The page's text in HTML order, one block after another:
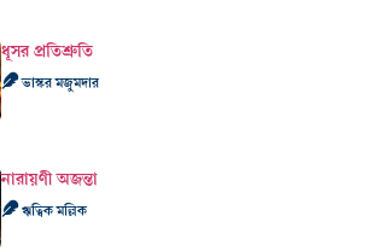
ধূসর প্রতিশ্রুতি
ভাস্কর মজুমদার
নারায়ণী অজন্তা
ঋত্বিক মল্লিক